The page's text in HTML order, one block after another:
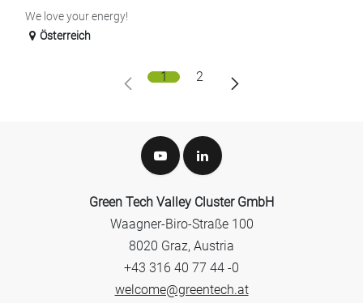
We love your energy!
Österreich
1 2
Green Tech Valley Cluster GmbH
Waagner-Biro-Straße 100
8020 Graz, Austria
+43 316 40 77 44 -0
welcome@greentech.at